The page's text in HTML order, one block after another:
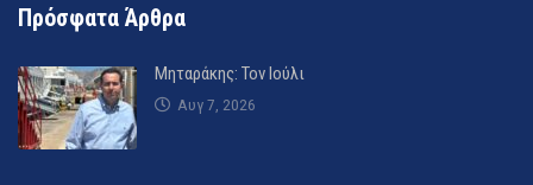
Πρόσφατα Άρθρα
Μηταράκης: Τον Ιούλι
Αυγ 7, 2026